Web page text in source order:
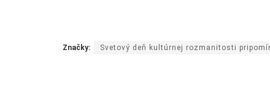
Značky: Svetový deň kultúrnej rozmanitosti